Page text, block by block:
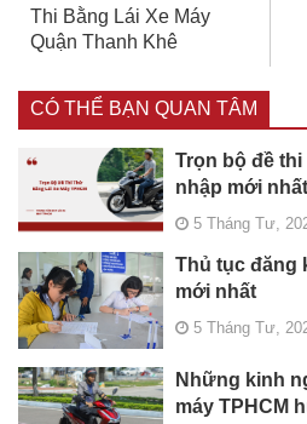
Thi Bằng Lái Xe Máy
Quận Thanh Khê
CÓ THỂ BẠN QUAN TÂM
Trọn bộ đề thi
nhập mới nhất
5 Tháng Tư,
Thủ tục đăng
mới nhất
5 Tháng Tư,
Những kinh
máy TPHCM